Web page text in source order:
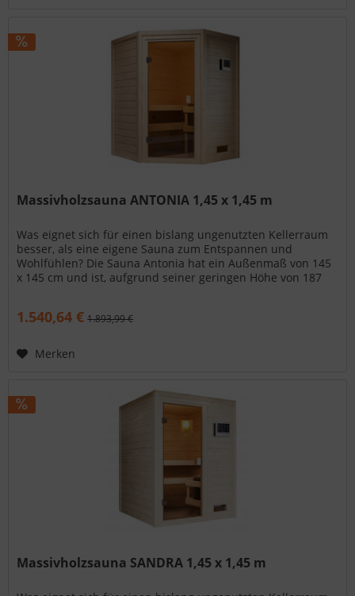
Massivholzsauna ANTONIA 1,45 x 1,45 m
Was eignet sich für einen bislang ungenutzten Kellerraum
besser, als eine eigene Sauna zum Entspannen und
Wohlfühlen? Die Sauna Antonia hat ein Außenmaß von 145
x 145 cm und ist, aufgrund seiner geringen Höhe von 187
1.540,64 € 1.893,99 €
Merken
Massivholzsauna SANDRA 1,45 x 1,45 m